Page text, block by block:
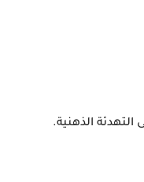
التهدئة الذهنية.